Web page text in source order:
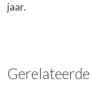
jaar.